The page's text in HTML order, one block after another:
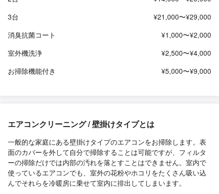
3台
¥21,000〜¥29,000
消臭抗菌コート
¥1,000〜¥2,000
室外機洗浄
¥2,500〜¥4,000
お掃除機能付き
¥5,000〜¥9,000
エアコンクリーニング / 壁掛けタイプとは
一般的な家庭にある壁掛けタイプのエアコンをお掃除します。表
面のカバーを外して自分で掃除することは可能ですが、フィルタ
ーの掃除だけでは内部の汚れを落とすことはできません。室内で
使っているエアコンでも、室外の花粉やホコリをたくさん吸い込
んでそれらを冷暖房に乗せて室内に排出してしまいます。